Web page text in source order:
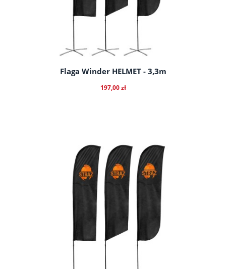
Flaga Winder HELMET - 3,3m
197,00 zł
do koszyka